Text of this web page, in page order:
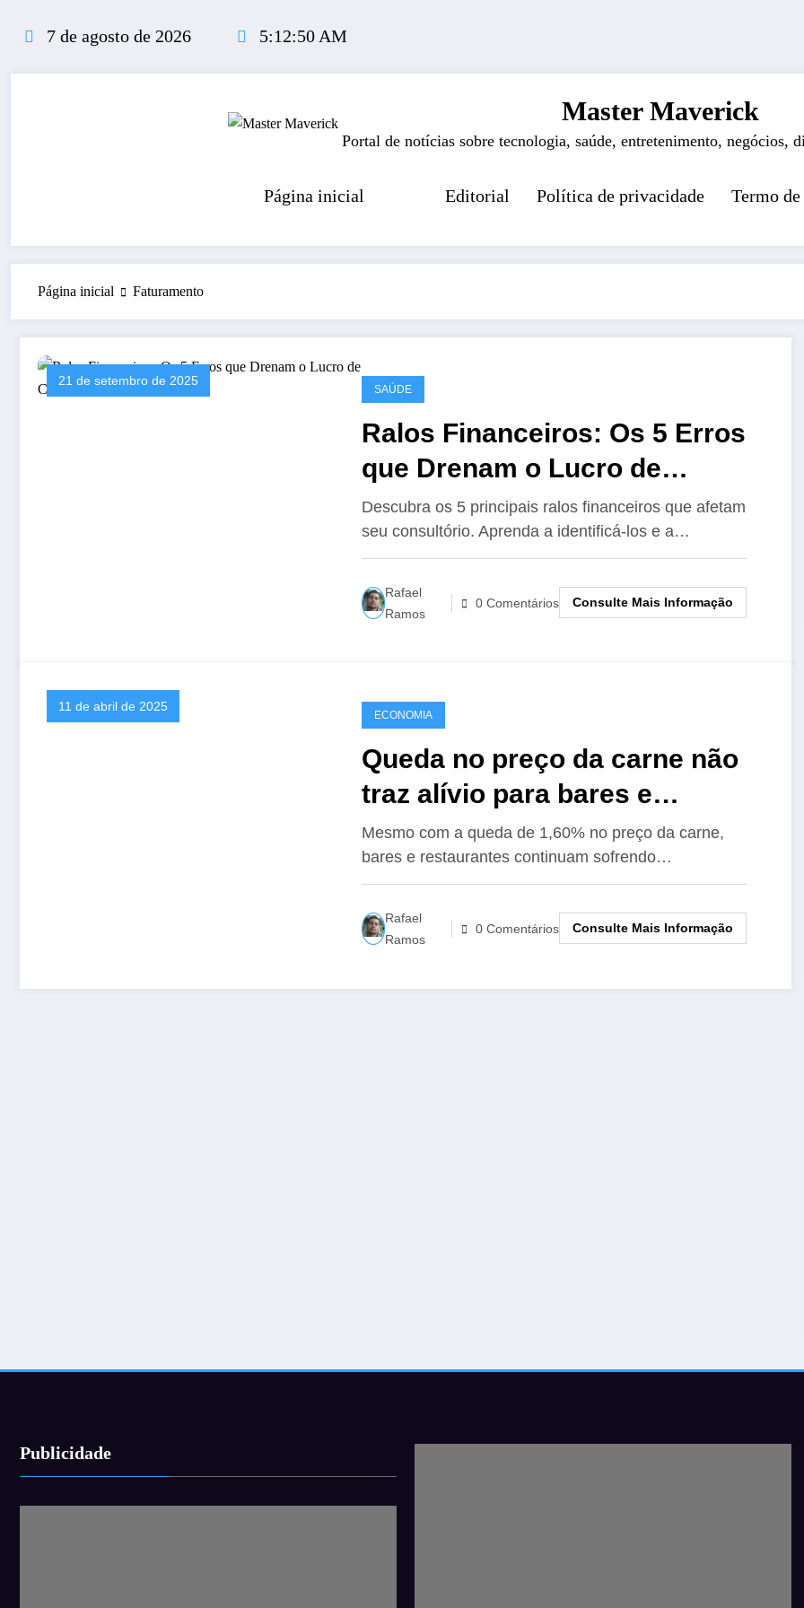
conteúdo
7 de agosto de 2026 5:12:51 AM
Master Maverick
Portal de notícias sobre tecnologia, saúde, entretenimento, negócios,
Página inicial Editorial Política de privacidade Termo
Página inicial Faturamento
21 de setembro de 2025
SAÚDE
Ralos Financeiros: Os 5 Erros
que Drenam o Lucro de
Consultórios Médicos
Descubra os 5 principais ralos financeiros que afetam
seu consultório. Aprenda a identificá-los e a…
Rafael
Ramos
0 Comentários Consulte Mais Informação
11 de abril de 2025
ECONOMIA
Queda no preço da carne não
traz alívio para bares e
restaurantes
Mesmo com a queda de 1,60% no preço da carne,
bares e restaurantes continuam sofrendo…
Rafael
Ramos
0 Comentários Consulte Mais Informação
Publicidade